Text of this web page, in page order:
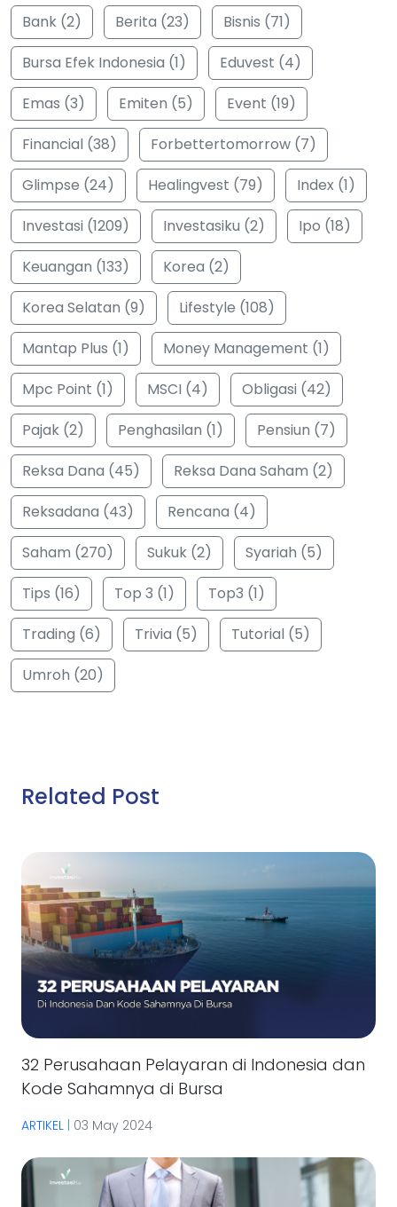
Bank (2)
Berita (23)
Bisnis (71)
Bursa Efek Indonesia (1)
Eduvest (4)
Emas (3)
Emiten (5)
Event (19)
Financial (38)
Forbettertomorrow (7)
Glimpse (24)
Healingvest (79)
Index (1)
Investasi (1209)
Investasiku (2)
Ipo (18)
Keuangan (133)
Korea (2)
Korea Selatan (9)
Lifestyle (108)
Mantap Plus (1)
Money Management (1)
Mpc Point (1)
MSCI (4)
Obligasi (42)
Pajak (2)
Penghasilan (1)
Pensiun (7)
Reksa Dana (45)
Reksa Dana Saham (2)
Reksadana (43)
Rencana (4)
Saham (270)
Sukuk (2)
Syariah (5)
Tips (16)
Top 3 (1)
Top3 (1)
Trading (6)
Trivia (5)
Tutorial (5)
Umroh (20)
Related Post
32 Perusahaan Pelayaran di Indonesia dan
Kode Sahamnya di Bursa
ARTIKEL 03 May 2024